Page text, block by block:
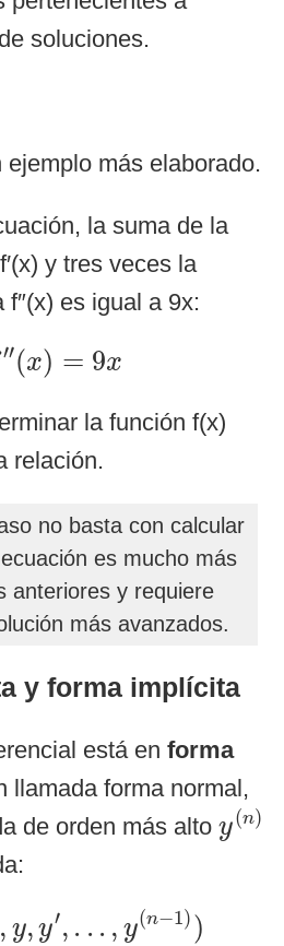
soluciones.
más elaborado.
la suma de la
y tres veces la
es igual a 9x:
′′(x) = 9x
(x =
la función f(x)
relación.
no basta con calcular
es mucho más
anteriores y requiere
más avanzados.
y forma implícita
está en forma
llamada forma normal,
de orden más alto y(n)
(n)
, y, y′, . . . , y(n−1))
. −1) )